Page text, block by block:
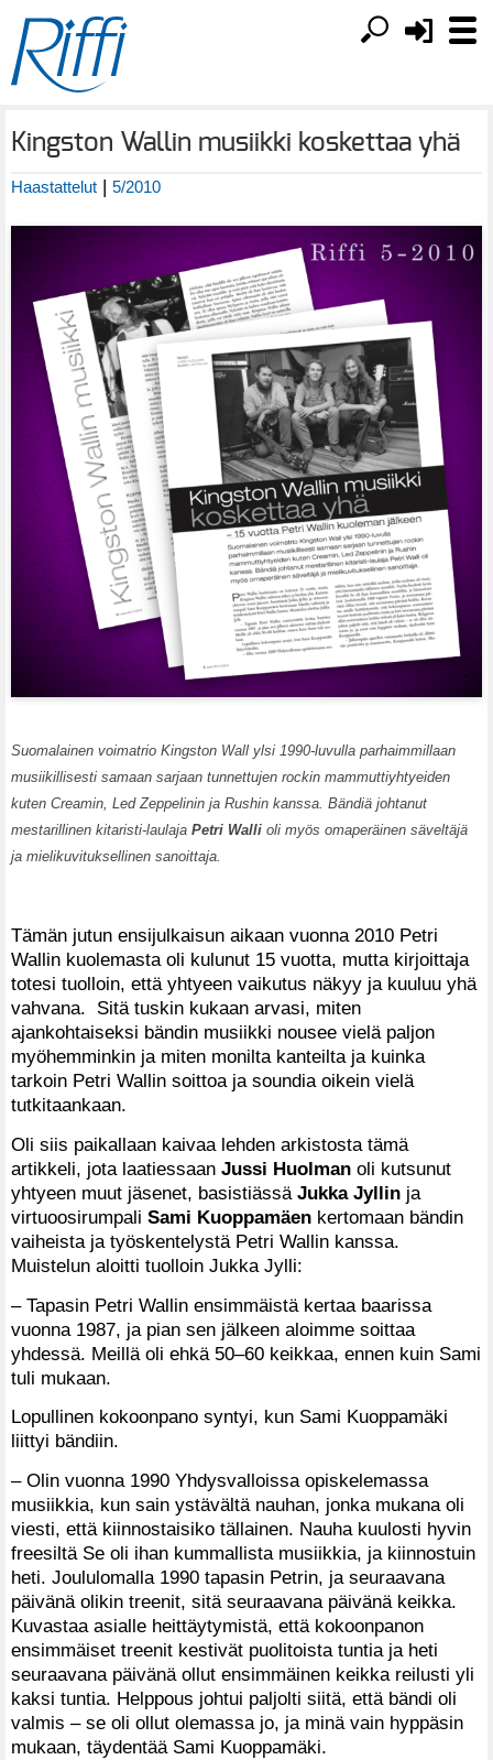
Kingston Wallin musiikki koskettaa yhä
Haastattelut | 5/2010
Suomalainen voimatrio Kingston Wall ylsi 1990-luvulla parhaimmillaan
musiikillisesti samaan sarjaan tunnettujen rockin mammuttiyhtyeiden
kuten Creamin, Led Zeppelinin ja Rushin kanssa. Bändiä johtanut
mestarillinen kitaristi-laulaja Petri Walli oli myös omaperäinen säveltäjä
ja mielikuvituksellinen sanoittaja.
Tämän jutun ensijulkaisun aikaan vuonna 2010 Petri
Wallin kuolemasta oli kulunut 15 vuotta, mutta kirjoittaja
totesi tuolloin, että yhtyeen vaikutus näkyy ja kuuluu yhä
vahvana. Sitä tuskin kukaan arvasi, miten
ajankohtaiseksi bändin musiikki nousee vielä paljon
myöhemminkin ja miten monilta kanteilta ja kuinka
tarkoin Petri Wallin soittoa ja soundia oikein vielä
tutkitaankaan.
Oli siis paikallaan kaivaa lehden arkistosta tämä
artikkeli, jota laatiessaan Jussi Huolman oli kutsunut
yhtyeen muut jäsenet, basistiässä Jukka Jyllin ja
virtuoosirumpali Sami Kuoppamäen kertomaan bändin
vaiheista ja työskentelystä Petri Wallin kanssa.
Muistelun aloitti tuolloin Jukka Jylli:
– Tapasin Petri Wallin ensimmäistä kertaa baarissa
vuonna 1987, ja pian sen jälkeen aloimme soittaa
yhdessä. Meillä oli ehkä 50–60 keikkaa, ennen kuin Sami
tuli mukaan.
Lopullinen kokoonpano syntyi, kun Sami Kuoppamäki
liittyi bändiin.
– Olin vuonna 1990 Yhdysvalloissa opiskelemassa
musiikkia, kun sain ystävältä nauhan, jonka mukana oli
viesti, että kiinnostaisiko tällainen. Nauha kuulosti hyvin
freesiltä Se oli ihan kummallista musiikkia, ja kiinnostuin
heti. Joululomalla 1990 tapasin Petrin, ja seuraavana
päivänä olikin treenit, sitä seuraavana päivänä keikka.
Kuvastaa asialle heittäytymistä, että kokoonpanon
ensimmäiset treenit kestivät puolitoista tuntia ja heti
seuraavana päivänä ollut ensimmäinen keikka reilusti yli
kaksi tuntia. Helppous johtui paljolti siitä, että bändi oli
valmis – se oli ollut olemassa jo, ja minä vain hyppäsin
mukaan, täydentää Sami Kuoppamäki.